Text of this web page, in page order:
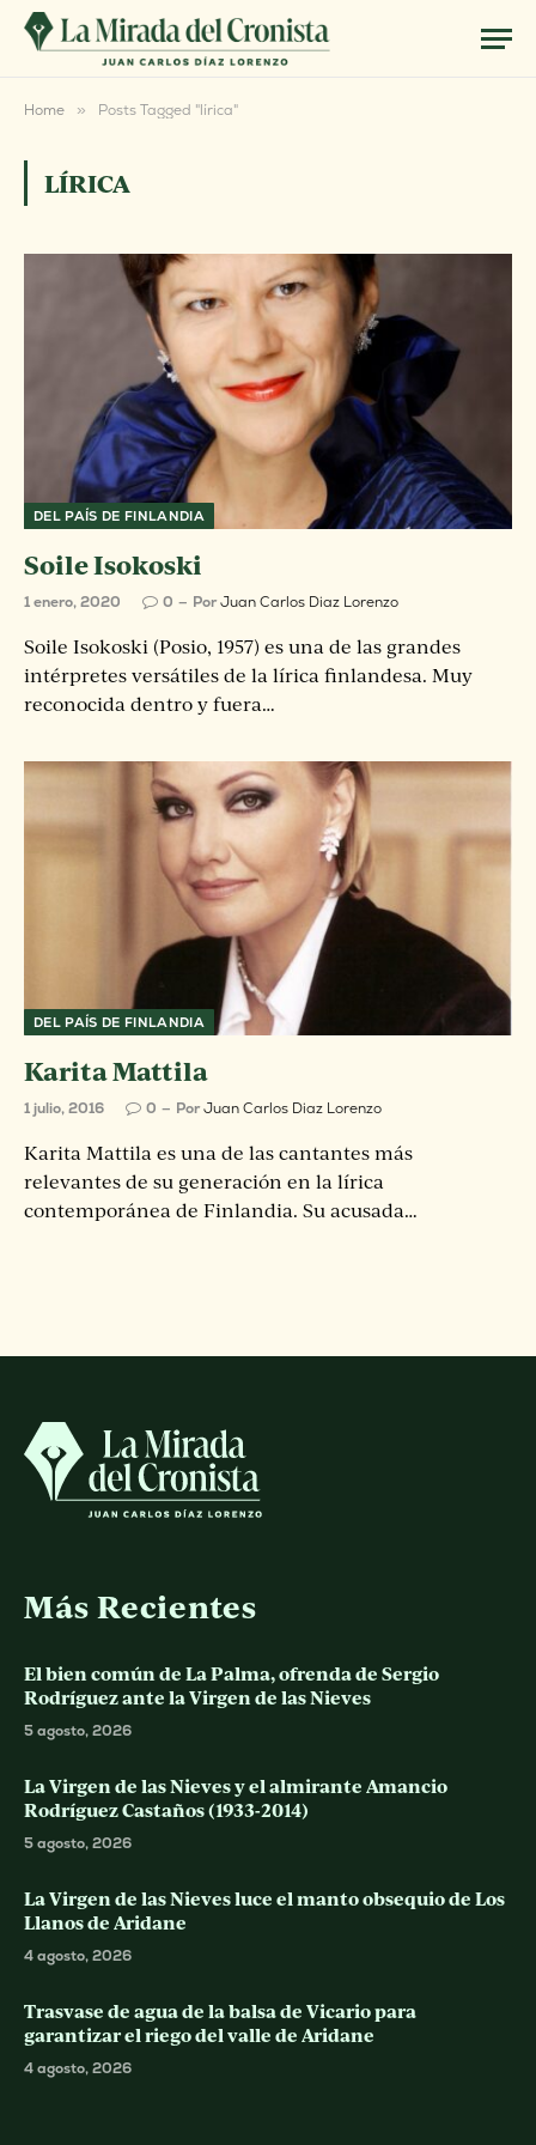
Home » Posts Tagged "lírica"
LÍRICA
DEL PAÍS DE FINLANDIA
Soile Isokoski
1 enero, 2020 0 PorJuan Carlos Diaz Lorenzo
Soile Isokoski (Posio, 1957) es una de las grandes
intérpretes versátiles de la lírica finlandesa. Muy
reconocida dentro y fuera…
DEL PAÍS DE FINLANDIA
Karita Mattila
1 julio, 2016 0 PorJuan Carlos Diaz Lorenzo
Karita Mattila es una de las cantantes más
relevantes de su generación en la lírica
contemporánea de Finlandia. Su acusada…
Más Recientes
El bien común de La Palma, ofrenda de Sergio
Rodríguez ante la Virgen de las Nieves
5 agosto, 2026
La Virgen de las Nieves y el almirante Amancio
Rodríguez Castaños (1933-2014)
5 agosto, 2026
La Virgen de las Nieves luce el manto obsequio de Los
Llanos de Aridane
4 agosto, 2026
Trasvase de agua de la balsa de Vicario para
garantizar el riego del valle de Aridane
4 agosto, 2026